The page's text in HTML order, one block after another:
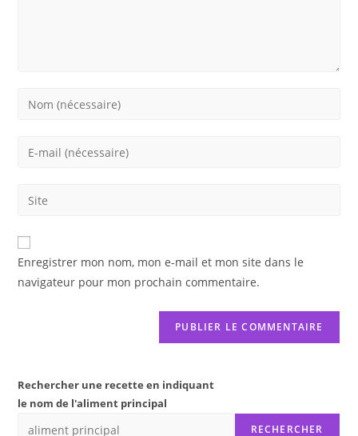
Enter
Enter
address
comment
Saisir
de
votre
(facultatif)
Enregistrer mon nom, mon e-mail et mon site dans le
navigateur pour mon prochain commentaire.
Rechercher une recette en indiquant
le nom de l'aliment principal
RECHERCHER